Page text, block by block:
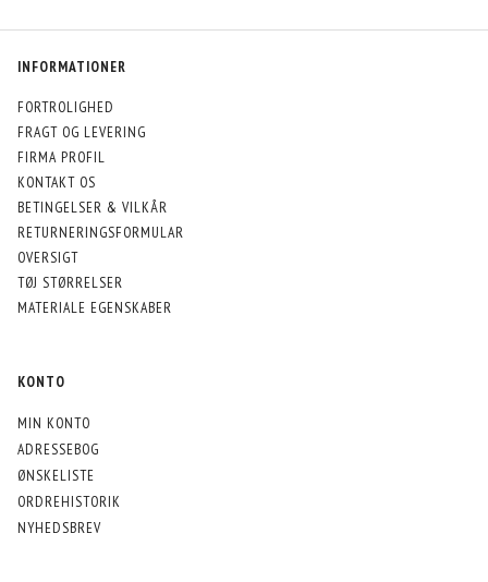
INFORMATIONER
FORTROLIGHED
FRAGT OG LEVERING
FIRMA PROFIL
KONTAKT OS
BETINGELSER & VILKÅR
RETURNERINGSFORMULAR
OVERSIGT
TØJ STØRRELSER
MATERIALE EGENSKABER
KONTO
MIN KONTO
ADRESSEBOG
ØNSKELISTE
ORDREHISTORIK
NYHEDSBREV